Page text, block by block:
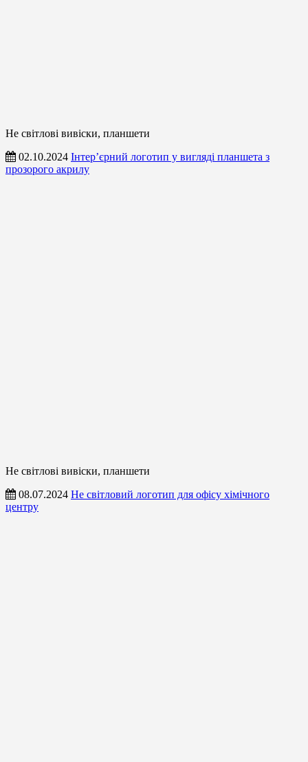
Не світлові вивіски, планшети
02.10.2024 Інтер’єрний логотип у вигляді планшета з
прозорого акрилу
Не світлові вивіски, планшети
08.07.2024 Не світловий логотип для офісу хімічного
центру